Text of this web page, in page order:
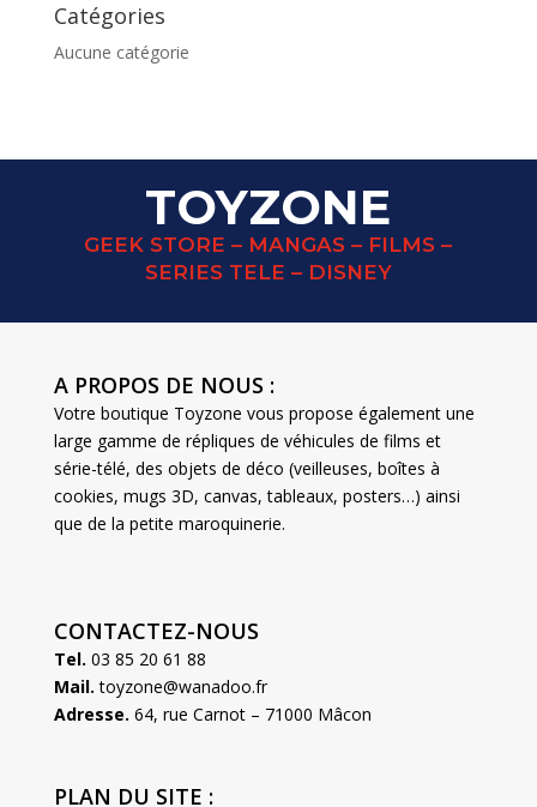
Catégories
Aucune catégorie
TOYZONE
GEEK STORE – MANGAS – FILMS –
SERIES TELE – DISNEY
A PROPOS DE NOUS :
Votre boutique Toyzone vous propose également une
large gamme de répliques de véhicules de films et
série-télé, des objets de déco (veilleuses, boîtes à
cookies, mugs 3D, canvas, tableaux, posters…) ainsi
que de la petite maroquinerie.
CONTACTEZ-NOUS
Tel. 03 85 20 61 88
Mail. toyzone@wanadoo.fr
Adresse. 64, rue Carnot – 71000 Mâcon
PLAN DU SITE :